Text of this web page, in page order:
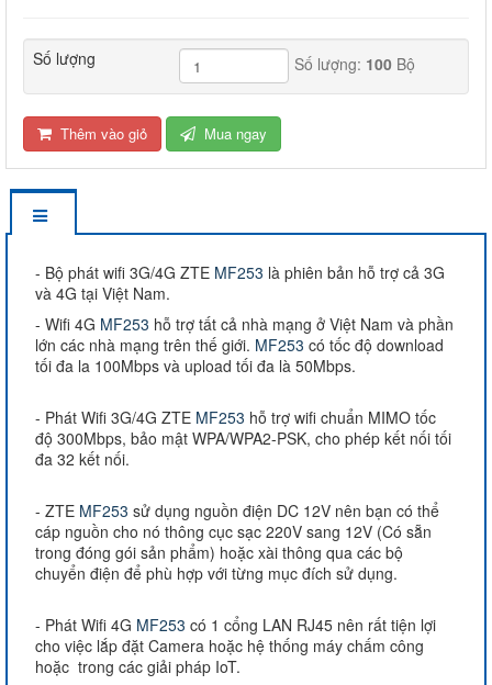
Số lượng Số lượng: 100Bộ
Thêm vào giỏ Mua ngay
- Bộ phát wifi 3G/4G ZTE MF253 là phiên bản hỗ trợ cả 3G
và 4G tại Việt Nam.
- Wifi 4G MF253 hỗ trợ tất cả nhà mạng ở Việt Nam và phần
lớn các nhà mạng trên thế giới. MF253 có tốc độ download
tối đa la 100Mbps và upload tối đa là 50Mbps.
- Phát Wifi 3G/4G ZTE MF253 hỗ trợ wifi chuẩn MIMO tốc
độ 300Mbps, bảo mật WPA/WPA2-PSK, cho phép kết nối tối
đa 32 kết nối.
- ZTE MF253 sử dụng nguồn điện DC 12V nên bạn có thể
cáp nguồn cho nó thông cục sạc 220V sang 12V (Có sẵn
trong đóng gói sản phẩm) hoặc xài thông qua các bộ
chuyển điện để phù hợp với từng mục đích sử dụng.
- Phát Wifi 4G MF253 có 1 cổng LAN RJ45 nên rất tiện lợi
cho việc lắp đặt Camera hoặc hệ thống máy chấm công
hoặc trong các giải pháp IoT.